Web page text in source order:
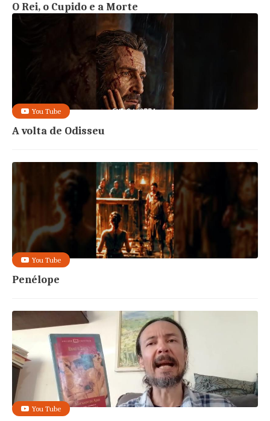
O Rei, o Cupido e a Morte
You Tube
A volta de Odisseu
You Tube
Penélope
You Tube